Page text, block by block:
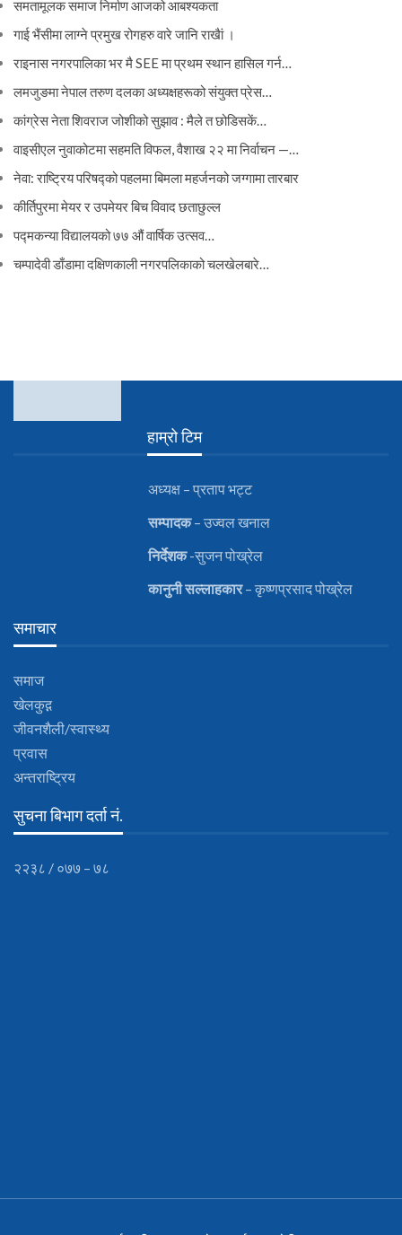
समतामूलक समाज निर्माण आजको आबश्यकता
गाई भैंसीमा लाग्ने प्रमुख रोगहरु वारे जानि राखैां ।
राइनास नगरपालिका भर मै SEE मा प्रथम स्थान हासिल गर्न…
लमजुङमा नेपाल तरुण दलका अध्यक्षहरूको संयुक्त प्रेस…
कांग्रेस नेता शिवराज जोशीको सुझाव : मैले त छोडिसकें…
वाइसीएल नुवाकोटमा सहमति विफल, वैशाख २२ मा निर्वाचन —…
नेवा: राष्ट्रिय परिषद्को पहलमा बिमला महर्जनको जग्गामा तारबार
कीर्तिपुरमा मेयर र उपमेयर बिच विवाद छताछुल्ल
पद्मकन्या विद्यालयको ७७ औं ‌‌वार्षिक ‌उत्सव…
चम्पादेवी डाँडामा दक्षिणकाली नगरपलिकाको चलखेलबारे…
हाम्रो टिम
अध्यक्ष – प्रताप भट्ट
सम्पादक– उज्वल खनाल
निर्देशक-सुजन पोख्रेल
कानुनीसल्लाहकार– कृष्णप्रसाद पोख्रेल
समाचार
समाज
खेलकुद़़
जीवनशैली/स्वास्थ्य
प्रवास
अन्तराष्ट्रिय
सुचना बिभाग दर्ता नं.
२२३८ / ०७७ – ७८